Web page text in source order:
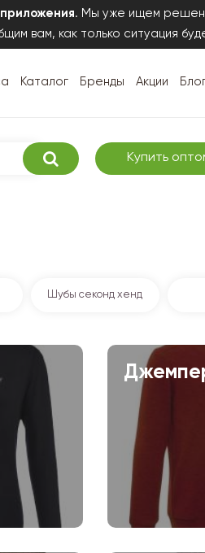
. Мы уже ищем
вам, как только ситуация
Каталог Бренды Акции
Купить
Шубы секонд хенд